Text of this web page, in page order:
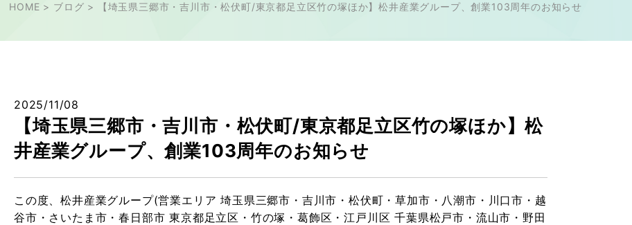
HOME > ブログ > 【埼玉県三郷市・吉川市・松伏町/東京都足立区竹の塚ほか】松井産業グループ、創業103周年のお知らせ
2025/11/08
【埼玉県三郷市・吉川市・松伏町/東京都足立区竹の塚ほか】松
井産業グループ、創業103周年のお知らせ
この度、松井産業グループ(営業エリア 埼玉県三郷市・吉川市・松伏町・草加市・八潮市・川口市・越
谷市・さいたま市・春日部市 東京都足立区・竹の塚・葛飾区・江戸川区 千葉県松戸市・流山市・野田